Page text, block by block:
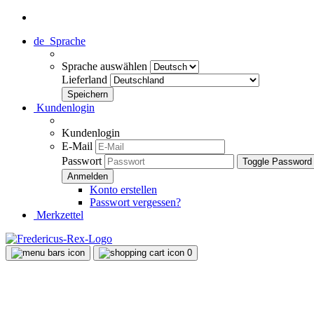
de Sprache
Sprache auswählen
Lieferland
Kundenlogin
Kundenlogin
E-Mail
Passwort
Toggle
Konto erstellen
Passwort vergessen?
Merkzettel
0